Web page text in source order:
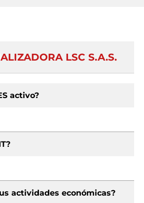
LSC S.A.S.
activo?
actividades económicas?